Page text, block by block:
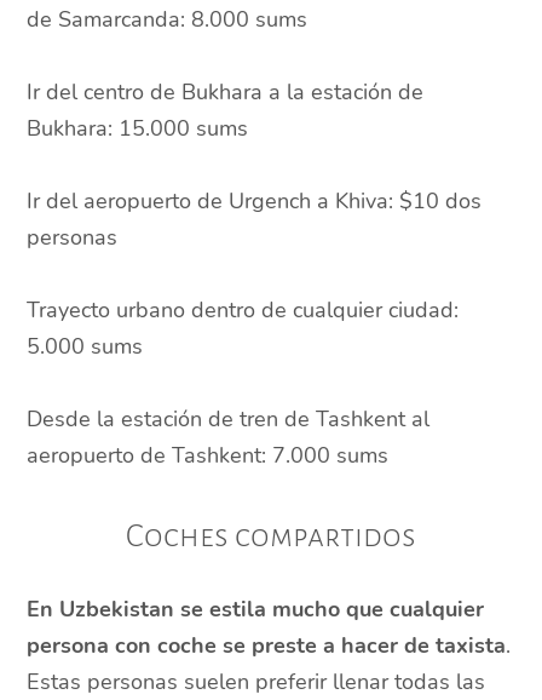
de Samarcanda: 8.000 sums
Ir del centro de Bukhara a la estación de
Bukhara: 15.000 sums
Ir del aeropuerto de Urgench a Khiva: $10 dos
personas
Trayecto urbano dentro de cualquier ciudad:
5.000 sums
Desde la estación de tren de Tashkent al
aeropuerto de Tashkent: 7.000 sums
Coches compartidos
En Uzbekistan se estila mucho que cualquier
persona con coche se preste a hacer de taxista.
Estas personas suelen preferir llenar todas las